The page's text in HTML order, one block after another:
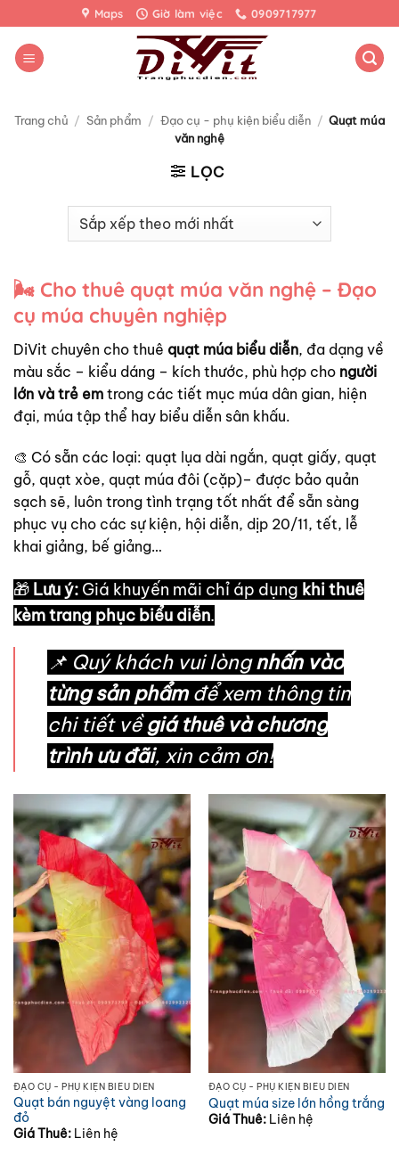
qua
nội
dung
Maps Giờ làm việc 0909717977
Trang chủ / Sản phẩm / Đạo cụ - phụ kiện biểu diễn / Quạt múa
văn nghệ
LỌC
🌬️ Cho thuê quạt múa văn nghệ – Đạo
cụ múa chuyên nghiệp
DiVit chuyên cho thuê quạt múa biểu diễn, đa dạng về
màu sắc – kiểu dáng – kích thước, phù hợp cho người
lớn và trẻ em trong các tiết mục múa dân gian, hiện
đại, múa tập thể hay biểu diễn sân khấu.
🎨 Có sẵn các loại: quạt lụa dài ngắn, quạt giấy, quạt
gỗ, quạt xòe, quạt múa đôi (cặp)– được bảo quản
sạch sẽ, luôn trong tình trạng tốt nhất để sẵn sàng
phục vụ cho các sự kiện, hội diễn, dịp 20/11, tết, lễ
khai giảng, bế giảng…
🎁 Lưu ý: Giá khuyến mãi chỉ áp dụng khi thuê
kèm trang phục biểu diễn.
📌 Quý khách vui lòngnhấn vào
từng sản phẩmđể xem thông tin
chi tiết vềgiá thuê và chương
trình ưu đãi, xin cảm ơn!
ĐẠO CỤ - PHỤ KIỆN BIỂU DIỄN
Quạt bán nguyệt vàng loang
đỏ
Giá Thuê: Liên hệ
ĐẠO CỤ - PHỤ KIỆN BIỂU DIỄN
Quạt múa size lớn hồng trắng
Giá Thuê: Liên hệ